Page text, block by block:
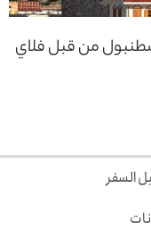
من قبل فلاي
السفر